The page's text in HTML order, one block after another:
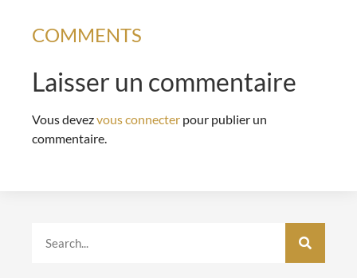
COMMENTS
Laisser un commentaire
Vous devezvous connecter pour publier un
commentaire.